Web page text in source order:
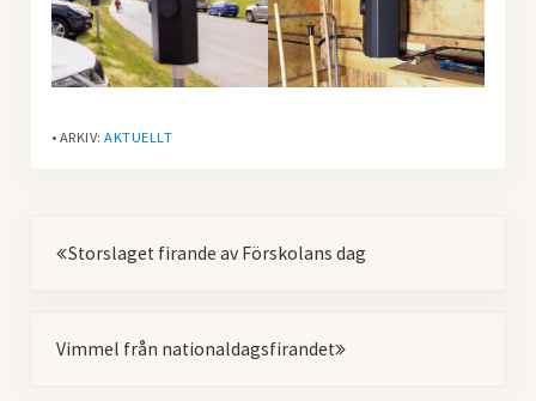
• ARKIV:AKTUELLT
Storslaget firande av Förskolans dag
Vimmel från nationaldagsfirandet